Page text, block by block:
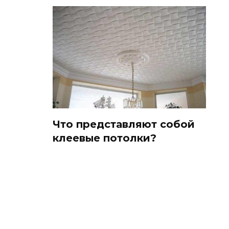
Что представляют собой
клеевые потолки?